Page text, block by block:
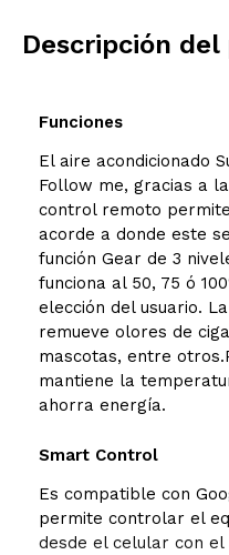
Descripción
Funciones
El aire acondicionado
Follow me, gracias a
control remoto
acorde a donde este
función Gear de 3
funciona al 50, 75 ó
elección del usuario.
remueve olores de
mascotas, entre
mantiene la
ahorra energía.
Smart Control
Es compatible con
permite controlar el
desde el celular con